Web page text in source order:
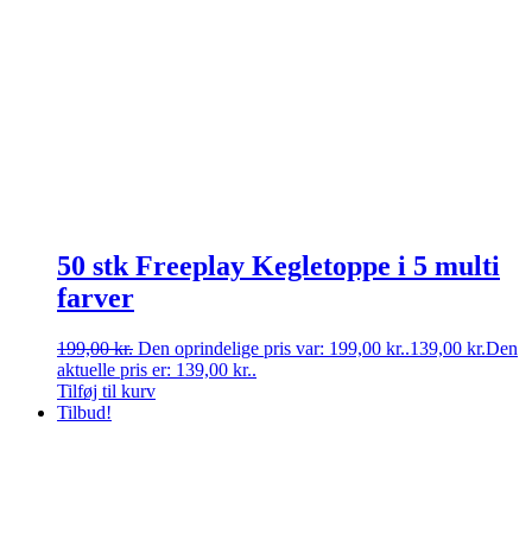
50 stk Freeplay Kegletoppe i 5 multi
farver
199,00kr. Den oprindelige pris var: 199,00 kr..139,00 kr.Den
aktuelle pris er: 139,00 kr..
Tilføj til kurv
Tilbud!